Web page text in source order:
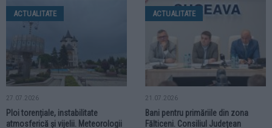
ACTUALITATE
27.07.2026
Ploi torențiale, instabilitate
atmosferică și vijelii. Meteorologii
ACTUALITATE
21.07.2026
Bani pentru primăriile din zona
Fălticeni. Consiliul Județean